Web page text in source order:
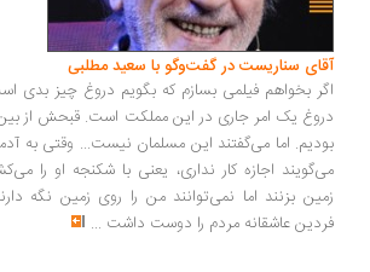
سناریست در گفت‌وگو با سعید مطلبی
بخواهم فیلمی بسازم که بگویم دروغ چیز بدی است
یک امر جاری در این مملکت است. قبحش از بین رفته...
اما می‌گفتند این مسلمان نیست... وقتی به آدمی که
اجازه کار نداری، یعنی با شکنجه او را می‌کشند...
بزنند اما نمی‌توانند من را روی زمین نگه دارند،
عاشقانه مردم را دوست داشت ...